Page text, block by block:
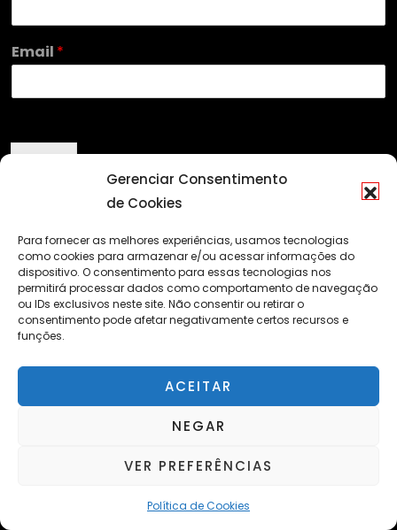
Gerenciar Consentimento
de Cookies
Para fornecer as melhores experiências, usamos tecnologias
como cookies para armazenar e/ou acessar informações do
dispositivo. O consentimento para essas tecnologias nos
permitirá processar dados como comportamento de navegação
ou IDs exclusivos neste site. Não consentir ou retirar o
consentimento pode afetar negativamente certos recursos e
funções.
ACEITAR
NEGAR
VER PREFERÊNCIAS
Política de Cookies
e
o
e
m
Email *
Seja um patrocinador
Se você é uma empresa que patrocina projetos via Lei de
Incentivo à Cultura, então você precisa de conhecer 3
excelentes projetos culturais de alta performance. São
projetos que possuem características únicas, sendo um
projeto voltado para o público acadêmico, outro projeto de
atividades artísticas com duração de 8 horas consecutivas.
rodrigo@caleidoscopio.art.br